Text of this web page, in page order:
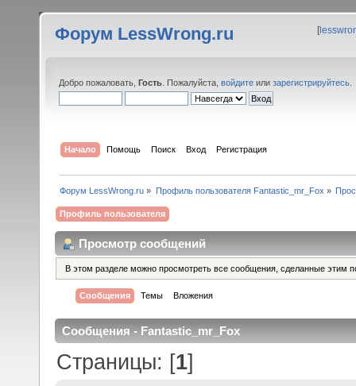
Форум LessWrong.ru [
Добро пожаловать, Гость . Пожалуйста, войдите или зарегистрируйтесь
Начало Помощь Поиск Вход Регистрация
Форум LessWrong.ru » Профиль пользователя Fantastic_mr_Fox »
Профиль пользователя
Просмотр сообщений
В этом разделе можно просмотреть все сообщения, сделанные этим
Сообщения Темы Вложения
Сообщения - Fantastic_mr_Fox
Страницы: [1]